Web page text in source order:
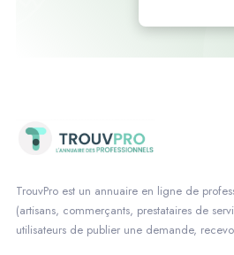
TrouvPro est un annuaire en ligne de
(artisans, commerçants, prestataires de
utilisateurs de publier une demande,